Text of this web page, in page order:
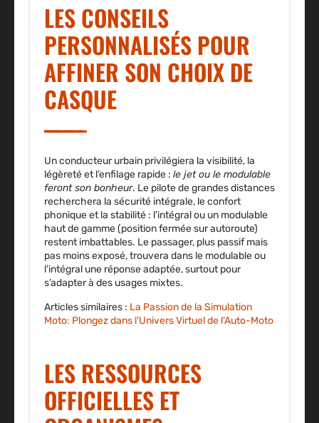
LES CONSEILS
PERSONNALISÉS POUR
AFFINER SON CHOIX DE
CASQUE
Un conducteur urbain privilégiera la visibilité, la
légèreté et l’enfilage rapide : le jet ou le modulable
feront son bonheur. Le pilote de grandes distances
recherchera la sécurité intégrale, le confort
phonique et la stabilité : l’intégral ou un modulable
haut de gamme (position fermée sur autoroute)
restent imbattables. Le passager, plus passif mais
pas moins exposé, trouvera dans le modulable ou
l’intégral une réponse adaptée, surtout pour
s’adapter à des usages mixtes.
Articles similaires : La Passion de la Simulation
Moto: Plongez dans l’Univers Virtuel de l’Auto-Moto
LES RESSOURCES
OFFICIELLES ET